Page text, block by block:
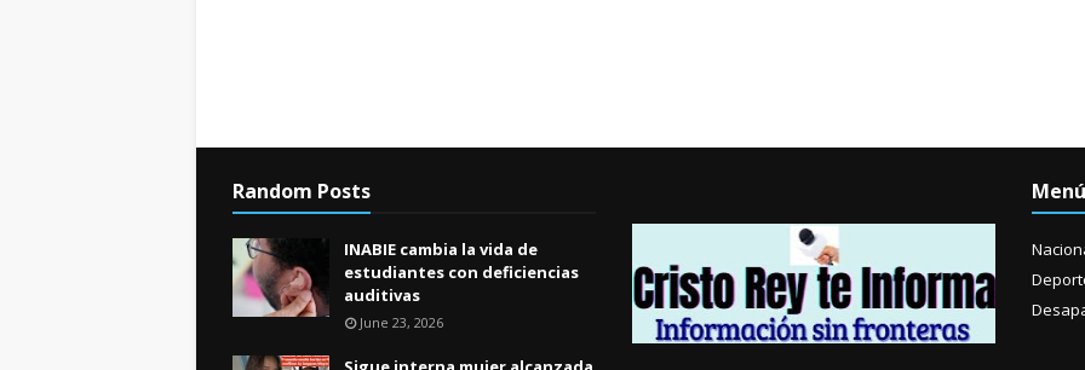
Random Posts
INABIE cambia la vida de
estudiantes con deficiencias
auditivas
June 23, 2026
Menú